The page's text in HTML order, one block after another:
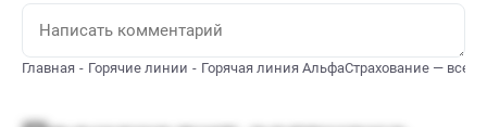
Главная Горячие линии Горячая линия АльфаСтрахование — все